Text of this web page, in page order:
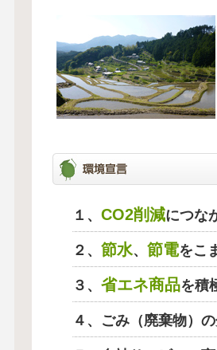
１、 CO2削減につな
２、 節水、 節電をこ
３、 省エネ商品を積
４、ごみ（廃棄物）の